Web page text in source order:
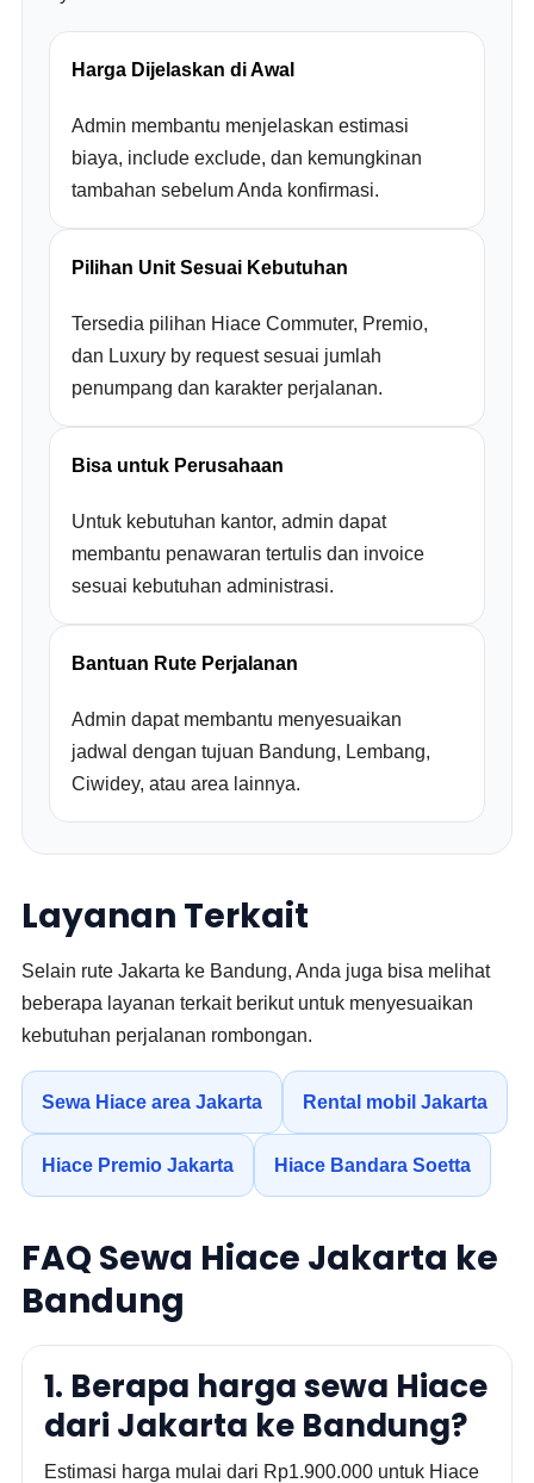
Harga Dijelaskan di Awal
Admin membantu menjelaskan estimasi
biaya, include exclude, dan kemungkinan
tambahan sebelum Anda konfirmasi.
Pilihan Unit Sesuai Kebutuhan
Tersedia pilihan Hiace Commuter, Premio,
dan Luxury by request sesuai jumlah
penumpang dan karakter perjalanan.
Bisa untuk Perusahaan
Untuk kebutuhan kantor, admin dapat
membantu penawaran tertulis dan invoice
sesuai kebutuhan administrasi.
Bantuan Rute Perjalanan
Admin dapat membantu menyesuaikan
jadwal dengan tujuan Bandung, Lembang,
Ciwidey, atau area lainnya.
Layanan Terkait
Selain rute Jakarta ke Bandung, Anda juga bisa melihat
beberapa layanan terkait berikut untuk menyesuaikan
kebutuhan perjalanan rombongan.
Sewa Hiace area Jakarta Rental mobil Jakarta
Hiace Premio Jakarta Hiace Bandara Soetta
FAQ Sewa Hiace Jakarta ke
Bandung
1. Berapa harga sewa Hiace
dari Jakarta ke Bandung?
Estimasi harga mulai dari Rp1.900.000 untuk Hiace